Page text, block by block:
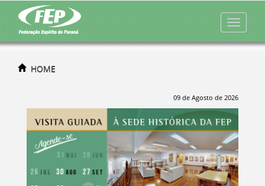
HOME
09 de Agosto de 2026